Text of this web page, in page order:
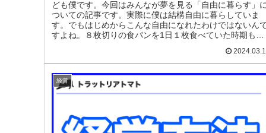
ども僕です。今回はみんなが夢を見る「自由に暮らす」
ついての記事です。実際に僕は結構自由に暮らしていま
す。でもはじめからこんな自由になれたわけではないん
すよね。８枚切りの食パンを1日１枚食べていた時期もあ
経営